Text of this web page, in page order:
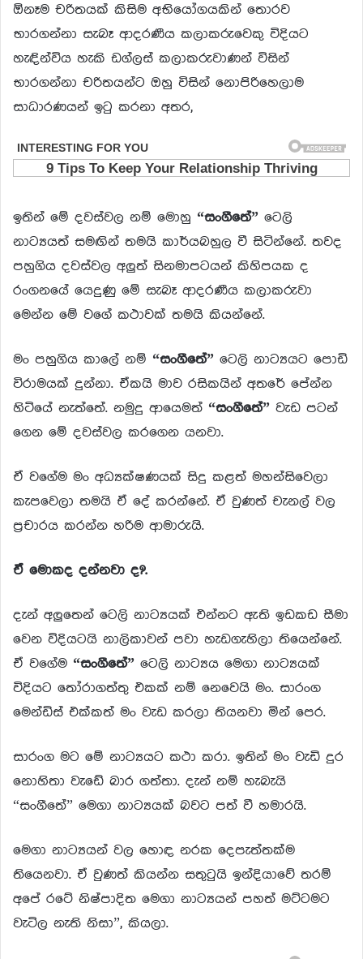
ඕනෑම චරිතයක් කිසිම අභියෝගයකින් තොරව
භාරගන්නා සැබෑ ආදරණීය කලාකරුවෙකු විදියට
හැඳින්විය හැකි ඩග්ලස් කලාකරුවාණන් විසින්
භාරගන්නා චරිතයන්ට ඔහු විසින් නොපිරිහෙලාම
සාධාරණයන් ඉටු කරනා අතර,
ඉතින් මේ දවස්වල නම් මොහු “සංගීතේ” ටෙලි
නාට්‍යයත් සමඟින් තමයි කාර්යබහුල වී සිටින්නේ. තවද
පහුගිය දවස්වල අලුත් සිනමාපටයන් කිහිපයක ද
රංගනයේ යෙදුණු මේ සැබෑ ආදරණීය කලාකරුවා
මෙන්න මේ වගේ කථාවක් තමයි කියන්නේ.
මං පහුගිය කාලේ නම් “සංගීතේ” ටෙලි නාට්‍යයට පොඩි
විරාමයක් දුන්නා. ඒකයි මාව රසිකයින් අතරේ පේන්න
හිටියේ නැත්තේ. නමුදු ආයෙමත් “සංගීතේ” වැඩ පටන්
ගෙන මේ දවස්වල කරගෙන යනවා.
ඒ වගේම මං අධ්‍යක්ෂණයක් සිදු කළත් මහන්සිවෙලා
කැපවෙලා තමයි ඒ දේ කරන්නේ. ඒ වුණත් චැනල් වල
ප්‍රචාරය කරන්න හරිම ආමාරුයි.
ඒ මොකද දන්නවා ද?.
දැන් අලුතෙන් ටෙලි නාට්‍යයක් එන්නට ඇති ඉඩකඩ සීමා
වෙන විදියටයි නාලිකාවන් පවා හැඩගැහිලා තියෙන්නේ.
ඒ වගේම “සංගීතේ” ටෙලි නාට්‍යය මෙගා නාට්‍යයක්
විදියට තෝරාගත්තු එකක් නම් නෙවෙයි මං. සාරංග
මෙන්ඩිස් එක්කත් මං වැඩ කරලා තියනවා මින් පෙර.
සාරංග මට මේ නාට්‍යයට කථා කරා. ඉතින් මං වැඩි දුර
නොහිතා වැඩේ බාර ගත්තා. දැන් නම් හැබැයි
“සංගීතේ” මෙගා නාට්‍යයක් බවට පත් වී හමාරයි.
මෙගා නාට්‍යයන් වල හොඳ නරක දෙපැත්තක්ම
තියෙනවා. ඒ වුණත් කියන්න සතුටුයි ඉන්දියාවේ තරම්
අපේ රටේ නිෂ්පාදිත මෙගා නාට්‍යයන් පහත් මට්ටමට
වැටිල නැති නිසා”, කියලා.